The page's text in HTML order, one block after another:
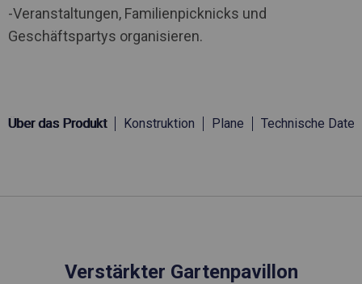
-Veranstaltungen, Familienpicknicks und
Geschäftspartys organisieren.
Über das Produkt Konstruktion Plane Technische Daten
Verstärkter Gartenpavillon